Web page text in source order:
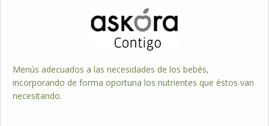
Menús adecuados a las necesidades de los bebés,
incorporando de forma oportuna los nutrientes que éstos van
necesitando.